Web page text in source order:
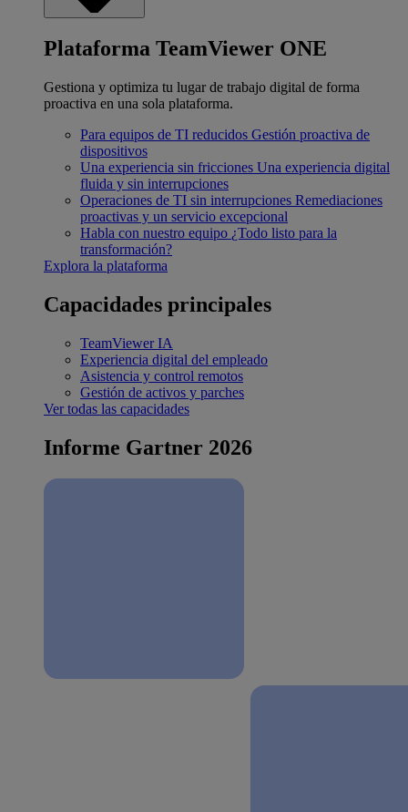
Plataforma TeamViewer ONE
Gestiona y optimiza tu lugar de trabajo digital de forma
proactiva en una sola plataforma.
Para equipos de TI reducidos Gestión proactiva de
dispositivos
Una experiencia sin fricciones Una experiencia digital
fluida y sin interrupciones
Operaciones de TI sin interrupciones Remediaciones
proactivas y un servicio excepcional
Habla con nuestro equipo ¿Todo listo para la
transformación?
Explora la plataforma
Capacidades principales
TeamViewer IA
Experiencia digital del empleado
Asistencia y control remotos
Gestión de activos y parches
Ver todas las capacidades
Informe Gartner 2026